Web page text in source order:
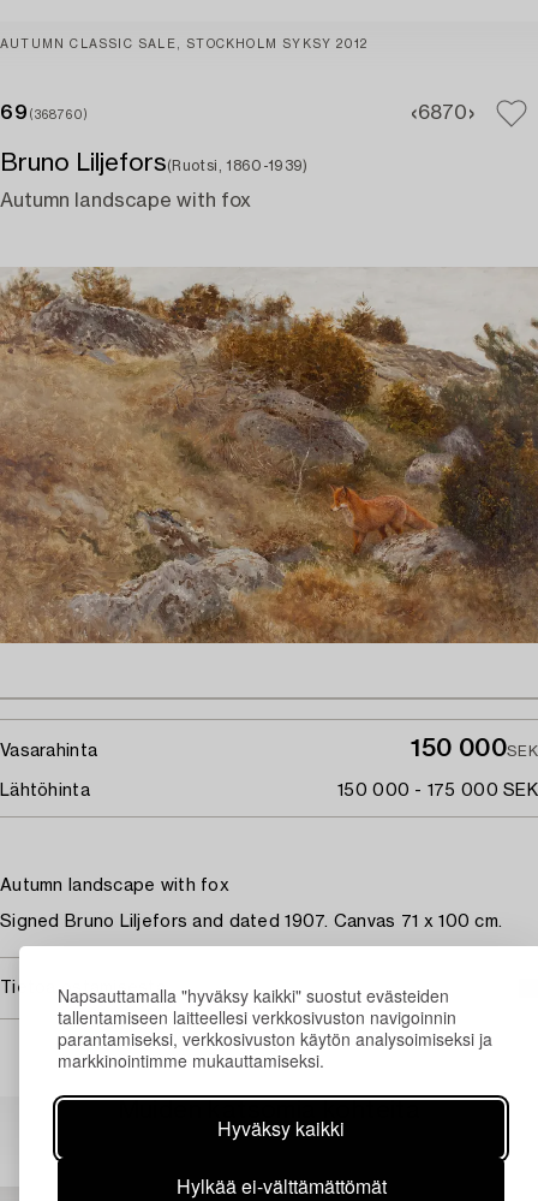
Napsauttamalla "hyväksy kaikki" suostut evästeiden
tallentamiseen laitteellesi verkkosivuston navigoinnin
parantamiseksi, verkkosivuston käytön analysoimiseksi ja
markkinointimme mukauttamiseksi.
Hyväksy kaikki
Hylkää ei-välttämättömät
AUTUMN CLASSIC SALE, STOCKHOLM SYKSY 2012
69 (368760) 6870
Bruno Liljefors(Ruotsi, 1860-1939)
Autumn landscape with fox
Vasarahinta 150 000SEK
Lähtöhinta 150 000 - 175 000 SEK
Autumn landscape with fox
Signed Bruno Liljefors and dated 1907. Canvas 71 x 100 cm.
Tietoa ostamisesta